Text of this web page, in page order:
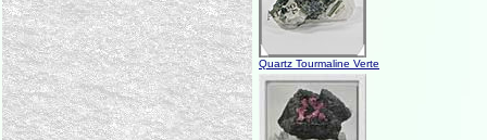
Quartz Tourmaline Verte